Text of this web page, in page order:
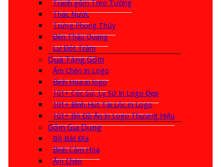
Tranh gốm Treo Tường
Thác Nước
Trứng Phong Thủy
Đèn Thấu Quang
Lư Đốt Trầm
Quà Tặng Gốm
Ấm Chén In Logo
Bình Hoa in logo
101+ Cốc Sứ, Ly Sứ In Logo Đẹp
101+ Bình Hút Tài Lộc in Logo
101+ Bộ Đồ Ăn In Logo Thương Hiệu
Gốm Gia Dụng
Bộ Bát Đĩa
Bình Cắm Hoa
Ấm Chén